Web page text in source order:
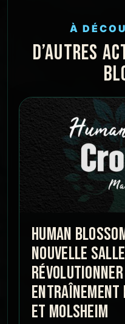
À
D’AUTRES
HUMAN
NOUVELLE
ENTRAÎNEMENT
ET MOLSHEIM